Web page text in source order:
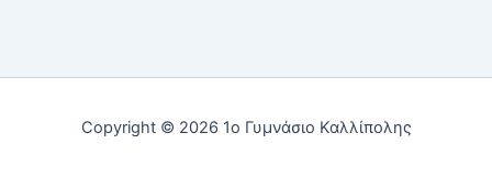
Copyright © 2026 1ο Γυμνάσιο Καλλίπολης